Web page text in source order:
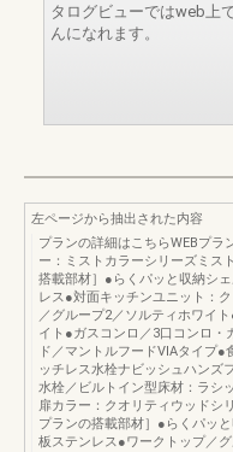
タログビューではweb上
んになれます。
左ページから抽出された内容
プランの詳細はこちらWEBプラ
ー：ミストカラーシリーズミス
搭載部材］●らくパッと収納シ
レス●対面キッチンユニット：
／グループ2／ソルティホワイ
イト●ガスコンロ／3口コンロ・
ド／マントルフードVIAタイプ
ッチレス水栓ナビッシュハンズ
水栓／ビルトイン型床材：ラシ
扉カラー：クオリティウッドシ
プランの搭載部材］●らくパッ
板ステンレス●ワークトップ／